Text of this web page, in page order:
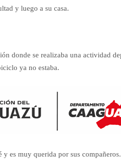
y luego a su casa.
donde se realizaba una actividad
ya no estaba.
es muy querida por sus compañeros.